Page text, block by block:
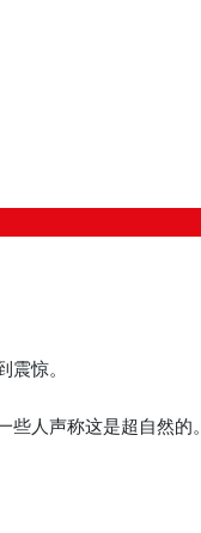
惊。
人声称这是超自然的。